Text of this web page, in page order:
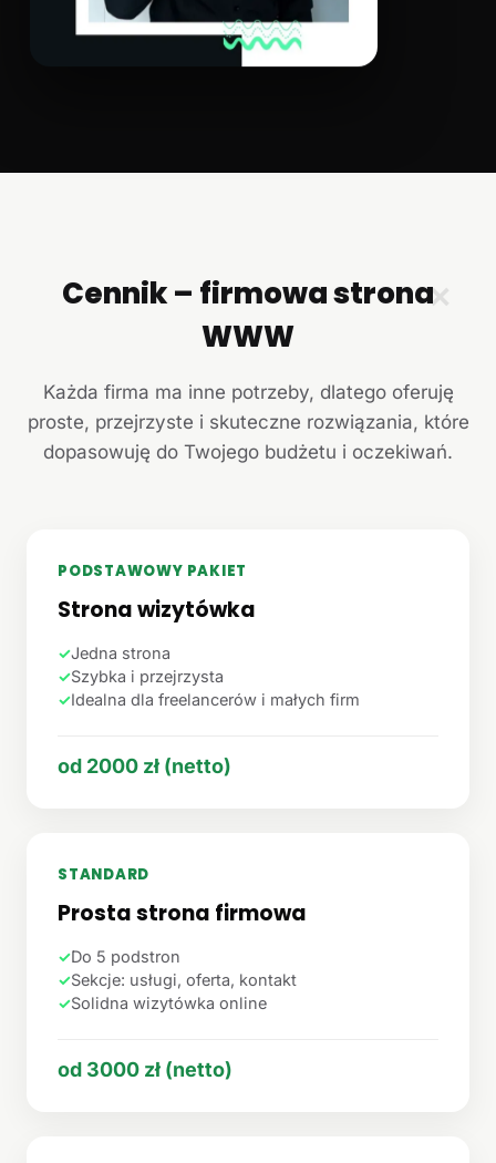
✕
Cennik – firmowa strona
WWW
Każda firma ma inne potrzeby, dlatego oferuję
proste, przejrzyste i skuteczne rozwiązania, które
dopasowuję do Twojego budżetu i oczekiwań.
PODSTAWOWY PAKIET
Strona wizytówka
✓Jedna strona
✓Szybka i przejrzysta
✓Idealna dla freelancerów i małych firm
od 2000 zł (netto)
STANDARD
Prosta strona firmowa
✓Do 5 podstron
✓Sekcje: usługi, oferta, kontakt
✓Solidna wizytówka online
od 3000 zł (netto)